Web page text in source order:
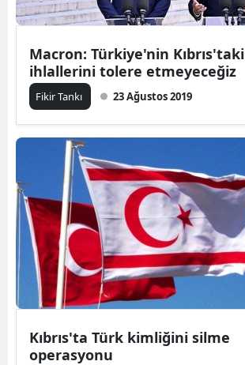
Macron: Türkiye'nin Kıbrıs'taki
ihlallerini tolere etmeyeceğiz
Fikir Tankı 23 Ağustos 2019
Kıbrıs'ta Türk kimliğini silme
operasyonu